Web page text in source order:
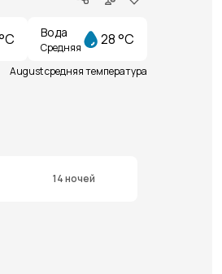
Вода
Средняя 28 °C
August средняя температура
14 ночей